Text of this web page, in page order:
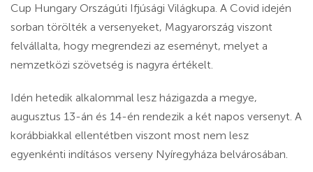
Cup Hungary Országúti Ifjúsági Világkupa. A Covid idején
sorban törölték a versenyeket, Magyarország viszont
felvállalta, hogy megrendezi az eseményt, melyet a
nemzetközi szövetség is nagyra értékelt.
Idén hetedik alkalommal lesz házigazda a megye,
augusztus 13-án és 14-én rendezik a két napos versenyt. A
korábbiakkal ellentétben viszont most nem lesz
egyenkénti indításos verseny Nyíregyháza belvárosában.